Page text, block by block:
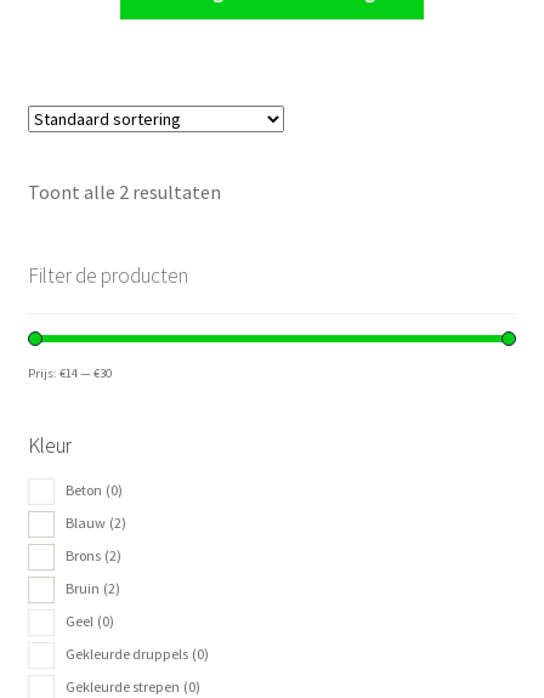
€34,95. €29,95.
Toont alle 2 resultaten
Filter de producten
Prijs: €14— €30
Kleur
Beton (0)
Blauw (2)
Brons (2)
Bruin (2)
Geel (0)
Gekleurde druppels (0)
Gekleurde strepen (0)